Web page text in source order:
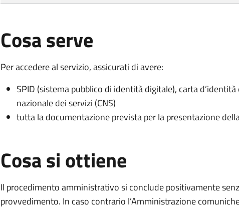
Cosa serve
Per accedere al servizio, assicurati di avere:
SPID (sistema pubblico di identità digitale), carta
nazionale dei servizi (CNS)
tutta la documentazione prevista per la presentazione
Cosa si ottiene
Il procedimento amministrativo si conclude positivamente
provvedimento. In caso contrario l’Amministrazione